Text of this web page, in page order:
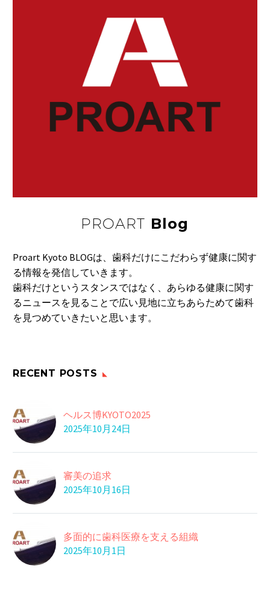
森のバターとも言われ
ているアボカド。 授…
17 5月 2017
片づけながら
ダイエットというと、
なかなか続かないも
の…
30 1月 2018
速筋繊維を鍛えて
06 11月 2022
象にした料理教室が
12 10月 2018
夏休み、海で海水浴や
山でキャンプをする
人…
21 8月 2017
食習慣の改善
28 4月 2022
ナスであれをあれする
抑…
糖尿病悪化予防
対…
タマゴ
コレステロールが気に
自律神経のバランス
リチウムは、「白血
球」という免疫の兵隊
07 5月 2016
ック
やりがいのある仕事 一
緒にしませんか？
PROART Blog
Proart Kyoto BLOGは、歯科だけにこだわらず健康に関す
る情報を発信していきます。
歯科だけというスタンスではなく、あらゆる健康に関す
るニュースを見ることで広い見地に立ちあらためて歯科
を見つめていきたいと思います。
RECENT POSTS
ヘルス博KYOTO2025
2025年10月24日
審美の追求
2025年10月16日
多面的に歯科医療を支える組織
2025年10月1日